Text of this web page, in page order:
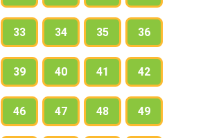
33 34 35 36
39 40 41 42
46 47 48 49